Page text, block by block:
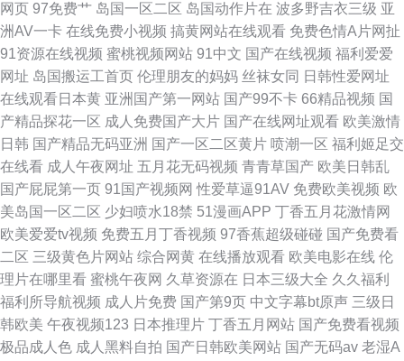
网页 97免费艹 岛国一区二区 岛国动作片在 波多野吉衣三级 亚
洲AV一卡 在线免费小视频 搞黄网站在线观看 免费色情A片网扯
91资源在线视频 蜜桃视频网站 91中文 国产在线视频 福利爱爱
网址 岛国搬运工首页 伦理朋友的妈妈 丝袜女同 日韩性爱网址
在线观看日本黄 亚洲国产第一网站 国产99不卡 66精品视频 国
产精品探花一区 成人免费国产大片 国产在线网址观看 欧美激情
日韩 国产精品无码亚洲 国产一区二区黄片 喷潮一区 福利姬足交
在线看 成人午夜网址 五月花无码视频 青青草国产 欧美日韩乱
国产屁屁第一页 91国产视频网 性爱草逼91AV 免费欧美视频 欧
美岛国一区二区 少妇喷水18禁 51漫画APP 丁香五月花激情网
欧美爱爱tv视频 免费五月丁香视频 97香蕉超级碰碰 国产免费看
二区 三级黄色片网站 综合网黄 在线播放观看 欧美电影在线 伦
理片在哪里看 蜜桃午夜网 久草资源在 日本三级大全 久久福利
福利所导航视频 成人片免费 国产第9页 中文字幕bt原声 三级日
韩欧美 午夜视频123 日本推理片 丁香五月网站 国产免费看视频
极品成人色 成人黑料自拍 国产日韩欧美网站 国产无码av 老湿A